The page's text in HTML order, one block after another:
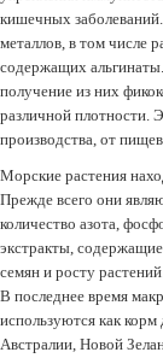
кишечных
металлов, в том числе
содержащих
получение из них
различной плотности.
производства, от
Морские растения
Прежде всего они
количество азота,
экстракты,
семян и росту
В последнее время
используются как
Австралии, Новой